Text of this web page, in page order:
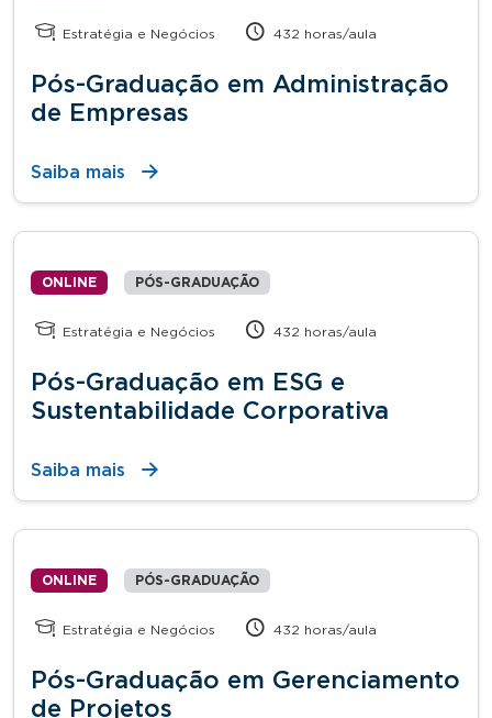
Estratégia e Negócios 432 horas/aula
Pós-Graduação em Administração
de Empresas
Saiba mais
ONLINE PÓS-GRADUAÇÃO
Estratégia e Negócios 432 horas/aula
Pós-Graduação em ESG e
Sustentabilidade Corporativa
Saiba mais
ONLINE PÓS-GRADUAÇÃO
Estratégia e Negócios 432 horas/aula
Pós-Graduação em Gerenciamento
de Projetos